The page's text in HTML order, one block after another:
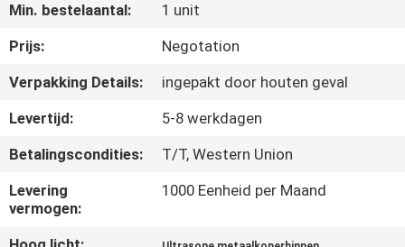
NEEM
CONTACT
MET
ONS
OP
NIEUWS
Min. bestelaantal:
1 unit
Prijs:
Negotation
Verpakking Details:
ingepakt door houten geval
Levertijd:
5-8 werkdagen
Betalingscondities:
T/T, Western Union
Levering
vermogen:
1000 Eenheid per Maand